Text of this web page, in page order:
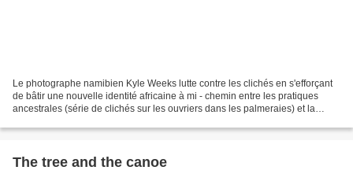
Le photographe namibien Kyle Weeks lutte contre les clichés en s'efforçant
de bâtir une nouvelle identité africaine à mi - chemin entre les pratiques
ancestrales (série de clichés sur les ouvriers dans les palmeraies) et la
The tree and the canoe